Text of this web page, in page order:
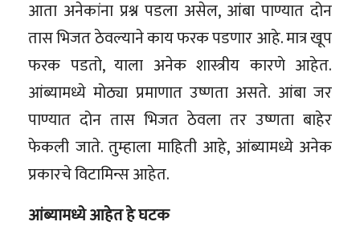
आता अनेकांना प्रश्न पडला असेल, आंबा पाण्यात दोन
तास भिजत ठेवल्याने काय फरक पडणार आहे. मात्र खूप
फरक पडतो, याला अनेक शास्त्रीय कारणे आहेत.
आंब्यामध्ये मोठ्या प्रमाणात उष्णता असते. आंबा जर
पाण्यात दोन तास भिजत ठेवला तर उष्णता बाहेर
फेकली जाते. तुम्हाला माहिती आहे, आंब्यामध्ये अनेक
प्रकारचे विटामिन्स आहेत.
आंब्यामध्ये आहेत हे घटक